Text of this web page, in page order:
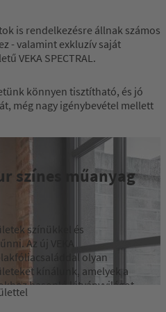
is rendelkezésre állnak számos
- valamint exkluzív saját
VEKA SPECTRAL.
könnyen tisztítható, és jó
még nagy igénybevétel mellett
színes műanyag
színükkel és
Az új VEKA
olyan
kínálunk, amelyek a
hasonló látványvilágot